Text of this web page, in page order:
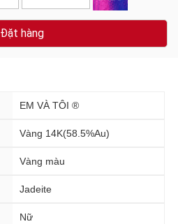
Đặt hàng
EM VÀ TÔI ®
Vàng 14K(58.5%Au)
Vàng màu
Jadeite
Nữ